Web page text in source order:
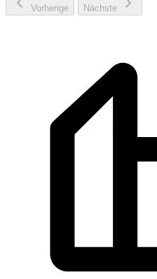
Vorherige Nächste